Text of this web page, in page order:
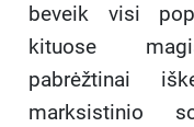
beveik visi
kituose
pabrėžtinai
marksistinio